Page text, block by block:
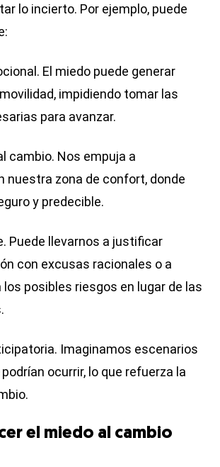
lo incierto. Por ejemplo, puede
El miedo puede generar
impidiendo tomar las
para avanzar.
cambio. Nos empuja a
nuestra zona de confort, donde
y predecible.
Puede llevarnos a justificar
con excusas racionales o a
posibles riesgos en lugar de las
Imaginamos escenarios
ocurrir, lo que refuerza la
el miedo al cambio